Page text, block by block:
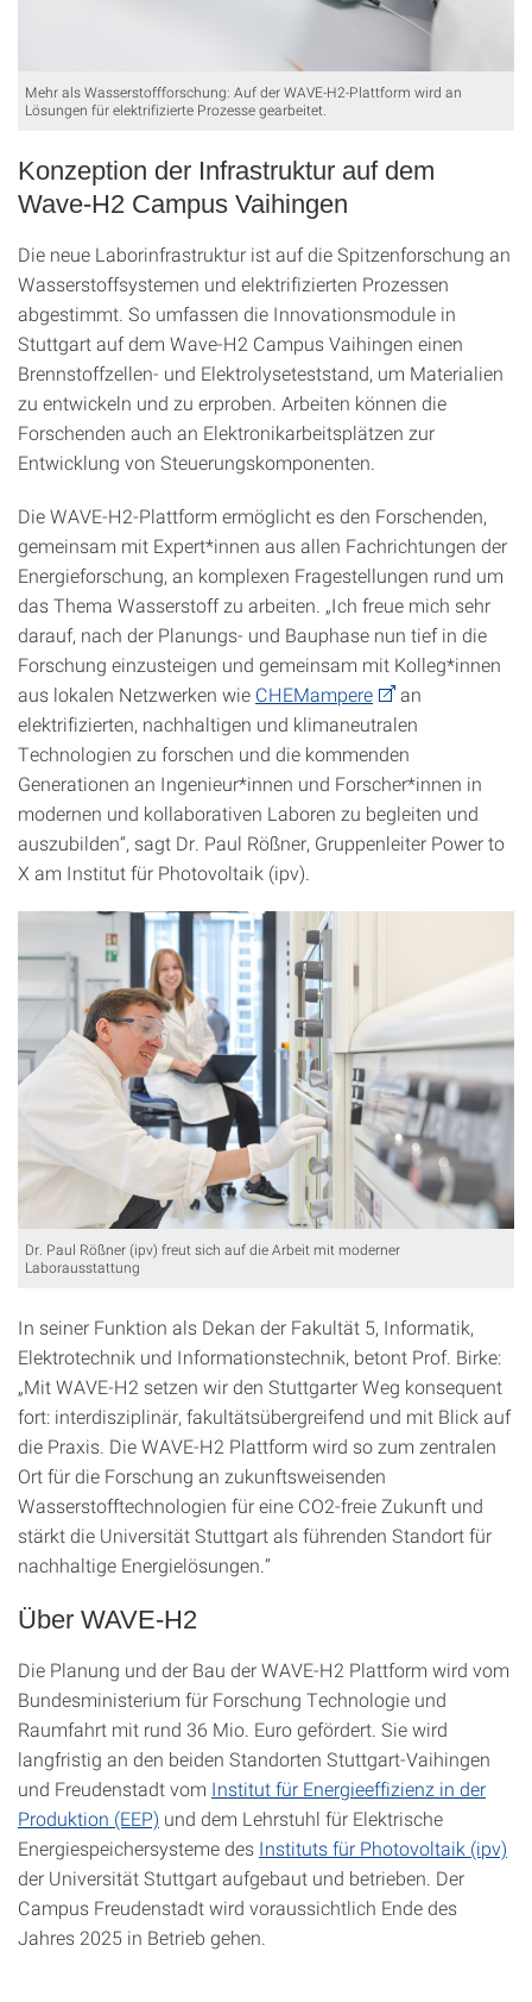
Mehr als Wasserstoffforschung: Auf der WAVE-H2-Plattform wird an
Lösungen für elektrifizierte Prozesse gearbeitet.
Konzeption der Infrastruktur auf dem
Wave-H2 Campus Vaihingen
Die neue Laborinfrastruktur ist auf die Spitzenforschung an
Wasserstoffsystemen und elektrifizierten Prozessen
abgestimmt. So umfassen die Innovationsmodule in
Stuttgart auf dem Wave-H2 Campus Vaihingen einen
Brennstoffzellen- und Elektrolyseteststand, um Materialien
zu entwickeln und zu erproben. Arbeiten können die
Forschenden auch an Elektronikarbeitsplätzen zur
Entwicklung von Steuerungskomponenten.
Die WAVE-H2-Plattform ermöglicht es den Forschenden,
gemeinsam mit Expert*innen aus allen Fachrichtungen der
Energieforschung, an komplexen Fragestellungen rund um
das Thema Wasserstoff zu arbeiten. „Ich freue mich sehr
darauf, nach der Planungs- und Bauphase nun tief in die
Forschung einzusteigen und gemeinsam mit Kolleg*innen
aus lokalen Netzwerken wie CHEMampere
an
elektrifizierten, nachhaltigen und klimaneutralen
Technologien zu forschen und die kommenden
Generationen an Ingenieur*innen und Forscher*innen in
modernen und kollaborativen Laboren zu begleiten und
auszubilden“, sagt Dr. Paul Rößner, Gruppenleiter Power to
X am Institut für Photovoltaik (ipv).
Dr. Paul Rößner (ipv) freut sich auf die Arbeit mit moderner
Laborausstattung
In seiner Funktion als Dekan der Fakultät 5, Informatik,
Elektrotechnik und Informationstechnik, betont Prof. Birke:
„Mit WAVE-H2 setzen wir den Stuttgarter Weg konsequent
fort: interdisziplinär, fakultätsübergreifend und mit Blick auf
die Praxis. Die WAVE-H2 Plattform wird so zum zentralen
Ort für die Forschung an zukunftsweisenden
Wasserstofftechnologien für eine CO2-freie Zukunft und
stärkt die Universität Stuttgart als führenden Standort für
nachhaltige Energielösungen.“
Über WAVE-H2
Die Planung und der Bau der WAVE-H2 Plattform wird vom
Bundesministerium für Forschung Technologie und
Raumfahrt mit rund 36 Mio. Euro gefördert. Sie wird
langfristig an den beiden Standorten Stuttgart-Vaihingen
und Freudenstadt vom Institut für Energieeffizienz in der
Produktion (EEP) und dem Lehrstuhl für Elektrische
Energiespeichersysteme des Instituts für Photovoltaik (ipv)
der Universität Stuttgart aufgebaut und betrieben. Der
Campus Freudenstadt wird voraussichtlich Ende des
Jahres 2025 in Betrieb gehen.